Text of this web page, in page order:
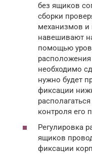
без ящиков
сборки
механизмов и
навешивают
помощью
необходимо
нужно будет
фиксации
контроля его
Регулировка
ящиков
фиксации